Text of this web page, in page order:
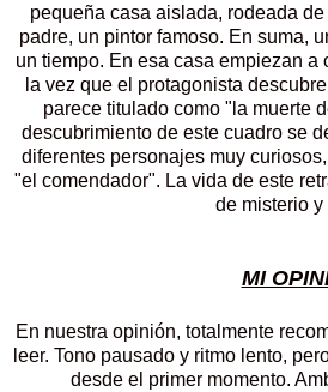
pequeña casa aislada, rodeada
padre, un pintor famoso. En suma,
un tiempo. En esa casa empiezan a
la vez que el protagonista
parece titulado como "la muerte
descubrimiento de este cuadro se
diferentes personajes muy
"el comendador". La vida de este
de misterio y
MI
En nuestra opinión, totalmente
leer. Tono pausado y ritmo lento,
desde el primer momento.